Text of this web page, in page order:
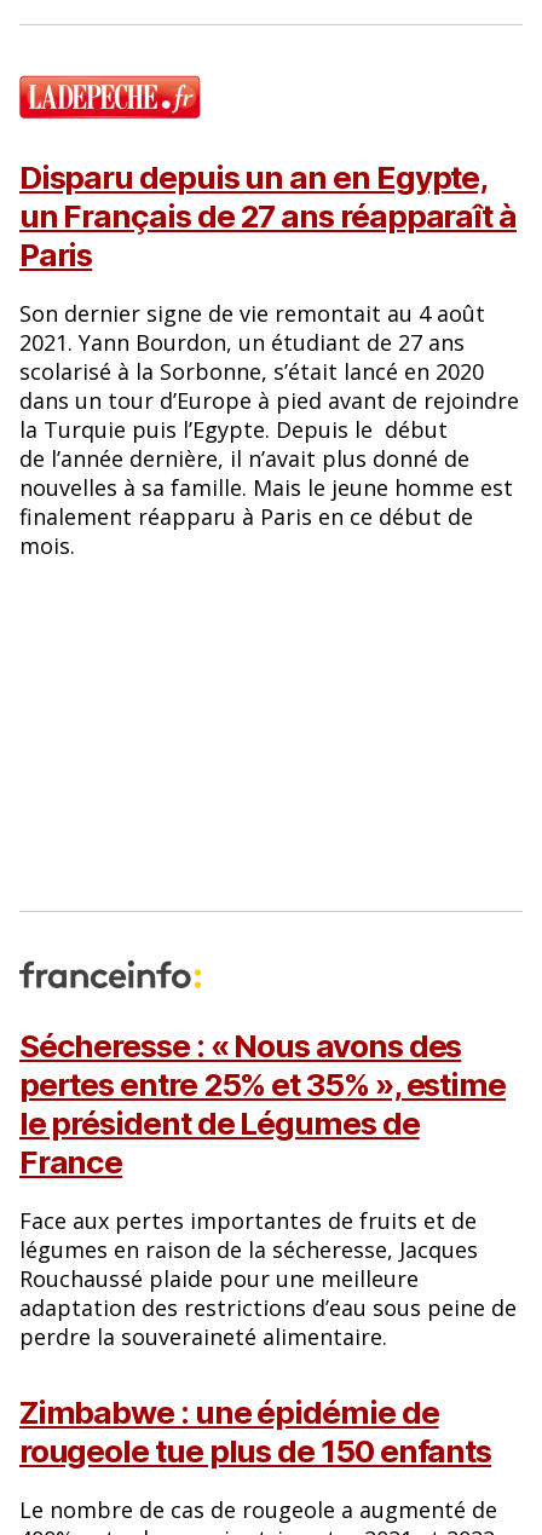
Disparu depuis un an en Egypte,
un Français de 27 ans réapparaît à
Paris
Son dernier signe de vie remontait au 4 août
2021. Yann Bourdon, un étudiant de 27 ans
scolarisé à la Sorbonne, s’était lancé en 2020
dans un tour d’Europe à pied avant de rejoindre
la Turquie puis l’Egypte. Depuis le début
de l’année dernière, il n’avait plus donné de
nouvelles à sa famille. Mais le jeune homme est
finalement réapparu à Paris en ce début de
mois.
Sécheresse : « Nous avons des
pertes entre 25% et 35% », estime
le président de Légumes de
France
Face aux pertes importantes de fruits et de
légumes en raison de la sécheresse, Jacques
Rouchaussé plaide pour une meilleure
adaptation des restrictions d’eau sous peine de
perdre la souveraineté alimentaire.
Zimbabwe : une épidémie de
rougeole tue plus de 150 enfants
Le nombre de cas de rougeole a augmenté de